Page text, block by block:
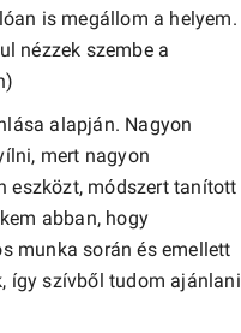
is megállom a helyem.
nézzek szembe a
alapján. Nagyon
mert nagyon
eszközt, módszert tanított
abban, hogy
munka során és emellett
így szívből tudom ajánlani